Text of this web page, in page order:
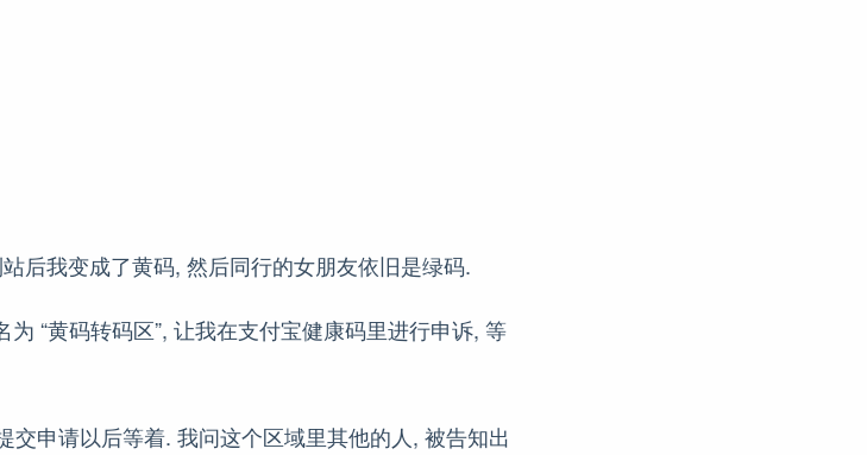
后我变成了黄码, 然后同行的女朋友依旧是绿码.
“黄码转码区”, 让我在支付宝健康码里进行申诉, 等
申请以后等着. 我问这个区域里其他的人, 被告知出